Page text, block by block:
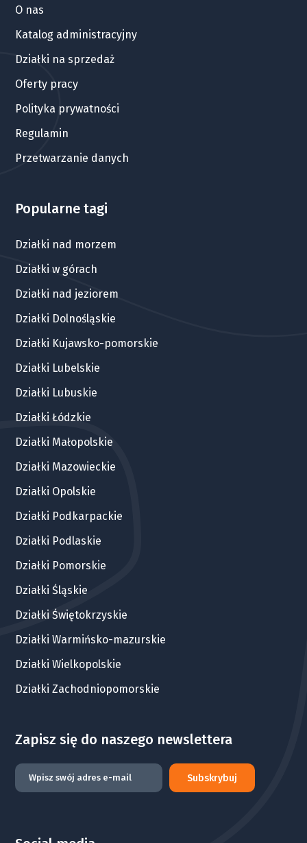
O nas
Katalog administracyjny
Działki na sprzedaż
Oferty pracy
Polityka prywatności
Regulamin
Przetwarzanie danych
Popularne tagi
Działki nad morzem
Działki w górach
Działki nad jeziorem
Działki Dolnośląskie
Działki Kujawsko-pomorskie
Działki Lubelskie
Działki Lubuskie
Działki Łódzkie
Działki Małopolskie
Działki Mazowieckie
Działki Opolskie
Działki Podkarpackie
Działki Podlaskie
Działki Pomorskie
Działki Śląskie
Działki Świętokrzyskie
Działki Warmińsko-mazurskie
Działki Wielkopolskie
Działki Zachodniopomorskie
Zapisz się do naszego newslettera
Subskrybuj